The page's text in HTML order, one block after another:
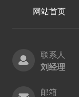
网站首页
联系人
刘经理
邮箱